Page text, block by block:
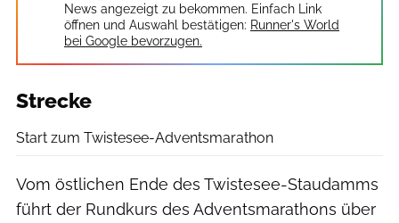
News angezeigt zu bekommen. Einfach Link
öffnen und Auswahl bestätigen: Runner's World
bei Google bevorzugen.
Strecke
Start zum Twistesee-Adventsmarathon
Vom östlichen Ende des Twistesee-Staudamms
führt der Rundkurs des Adventsmarathons über